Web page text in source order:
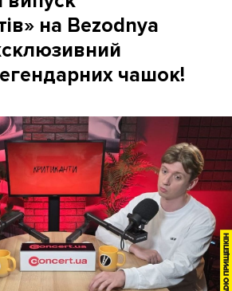
на Bezodnya
чашок!